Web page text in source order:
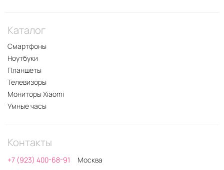
Каталог
Смартфоны
Ноутбуки
Планшеты
Телевизоры
Мониторы Xiaomi
Умные часы
Контакты
+7 (923) 400-68-91 Москва